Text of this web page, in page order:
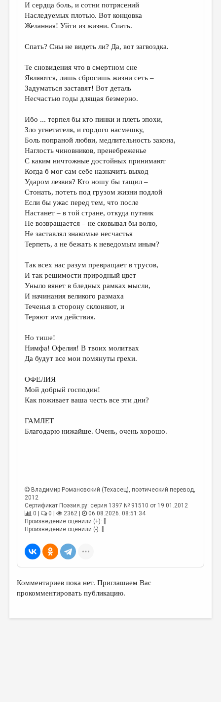
РЕДКОЛЛЕГИЯ
ОТ РЕДАКЦИИ
ЛИТЕРАТУРОВЕДЕНИЕ
КУЛЬТУРОВЕДЕНИЕ
РЕЦЕНЗИРОВАНИЕ
ЦИКЛЫ ПУБЛИКАЦИЙ
ТРЕДИАКОВСКИЙ
МЕДИА
ВКОНТАКТЕ
И сердца боль, и сотни потрясений
Наследуемых плотью. Вот концовка
Желанная! Уйти из жизни. Спать.
Спать? Сны не видеть ли? Да, вот загвоздка.
Те сновидения что в смертном сне
Являются, лишь сбросишь жизни сеть –
Задуматься заставят! Вот деталь
Несчастью годы длящая безмерно.
Ибо ... терпел бы кто пинки и плеть эпохи,
Зло угнетателя, и гордого насмешку,
Боль попраной любви, медлительность закона,
Наглость чиновников, пренебреженье
С каким ничтожные достойных принимают
Когда б мог сам себе назначить выход
Ударом лезвия? Кто ношу бы тащил –
Стонать, потеть под грузом жизни подлой
Если бы ужас перед тем, что после
Настанет – в той стране, откуда путник
Не возвращается – не сковывал бы волю,
Не заставлял знакомые несчастья
Терпеть, а не бежать к неведомым иным?
Так всех нас разум превращает в трусов,
И так решимости природный цвет
Уныло вянет в бледных рамках мысли,
И начинания великого размаха
Теченья в сторону склоняют, и
Теряют имя действия.
Но тише!
Нимфа! Офелия! В твоих молитвах
Да будут все мои помянуты грехи.
ОФЕЛИЯ
Мой добрый господин!
Как поживает ваша честь все эти дни?
ГАМЛЕТ
Благодарю нижайше. Очень, очень хорошо.
Владимир Романовский (Техасец), поэтический перевод,
2012
Сертификат Поэзия.ру: серия 1397 № 91510 от 19.01.2012
0 |
0 | 2362 |
06.08.2026. 08:51:34
Произведение оценили (+): []
Произведение оценили (-): []
Комментариев пока нет. Приглашаем Вас
прокомментировать публикацию.